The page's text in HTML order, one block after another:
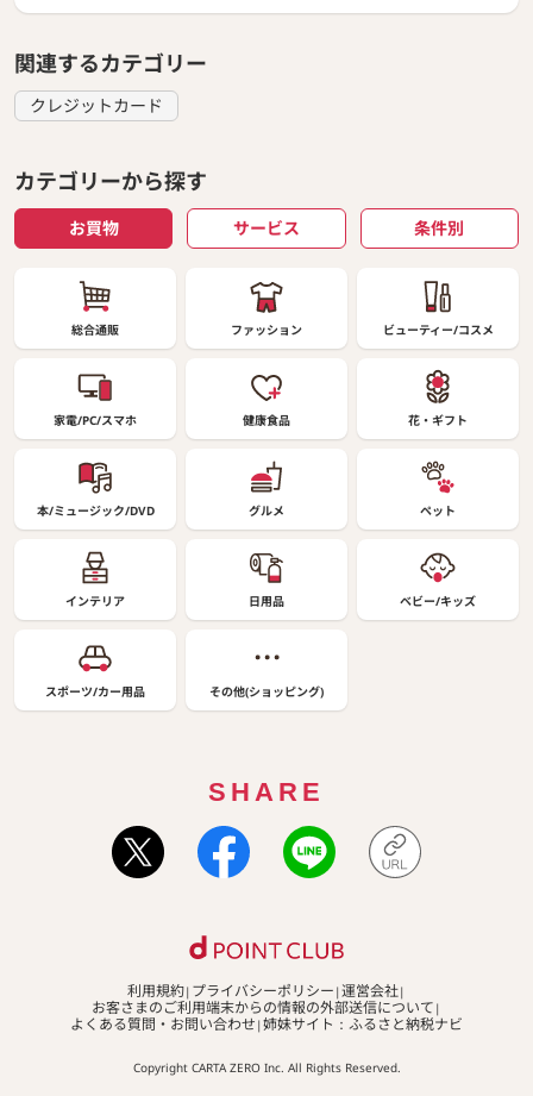
関連するカテゴリー
クレジットカード
カテゴリーから探す
お買物 サービス 条件別
総合通販 ファッション ビューティー/コスメ
家電/PC/スマホ 健康食品 花・ギフト
本/ミュージック/DVD グルメ ペット
インテリア 日用品 ベビー/キッズ
スポーツ/カー用品 その他(ショッピング)
SHARE
利用規約 プライバシーポリシー 運営会社
お客さまのご利用端末からの情報の外部送信について
よくある質問・お問い合わせ 姉妹サイト：ふるさと納税ナビ
Copyright CARTA ZERO Inc. All Rights Reserved.